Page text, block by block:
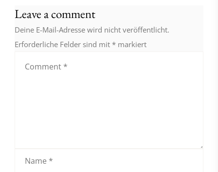
Leave a comment
Deine E-Mail-Adresse wird nicht veröffentlicht.
Erforderliche Felder sind mit * markiert